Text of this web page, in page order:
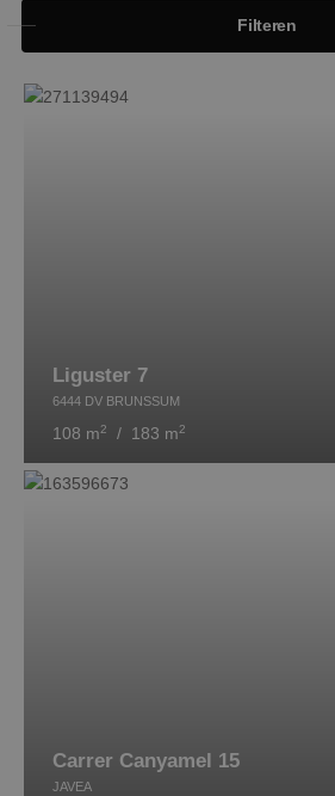
Filteren
Liguster 7
6444 DV BRUNSSUM
108 m2 / 183 m2
Carrer Canyamel 15
JAVEA